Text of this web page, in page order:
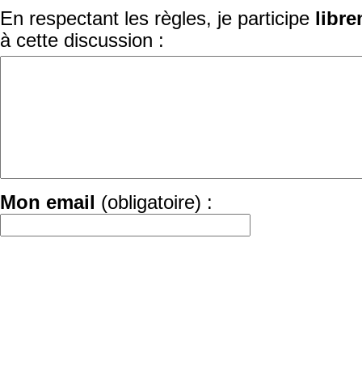
En respectant les règles, je participe
à cette discussion :
Mon email (obligatoire) :